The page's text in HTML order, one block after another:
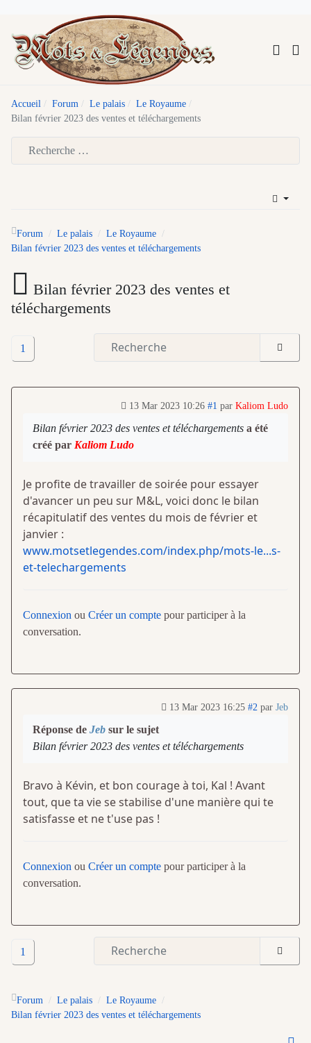
Accueil Forum Le palais
Le Royaume
Bilan février 2023 des ventes et téléchargements
Forum Le palais
Le Royaume
Bilan février 2023 des ventes et téléchargements
Bilan février 2023 des ventes et
téléchargements
1
13 Mar 2023 10:26 #1 par Kaliom Ludo
Bilan février 2023 des ventes et téléchargements a été
créé par Kaliom Ludo
Je profite de travailler de soirée pour essayer
d'avancer un peu sur M&L, voici donc le bilan
récapitulatif des ventes du mois de février et
janvier :
www.motsetlegendes.com/index.php/mots-le...s-
et-telechargements
Connexion ou Créer un compte pour participer à la
conversation.
13 Mar 2023 16:25 #2 par Jeb
Réponse de Jeb sur le sujet
Bilan février 2023 des ventes et téléchargements
Bravo à Kévin, et bon courage à toi, Kal ! Avant
tout, que ta vie se stabilise d'une manière qui te
satisfasse et ne t'use pas !
Connexion ou Créer un compte pour participer à la
conversation.
1
Forum Le palais
Le Royaume
Bilan février 2023 des ventes et téléchargements